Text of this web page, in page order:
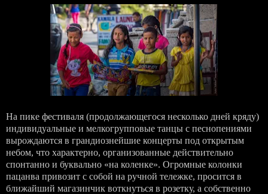
На пике фестиваля (продолжающегося несколько дней кряду)
индивидуальные и мелкогрупповые танцы с песнопениями
вырождаются в грандиознейшие концерты под открытым
небом, что характерно, организованные действительно
спонтанно и буквально «на коленке». Огромные колонки
пацанва привозит с собой на ручной тележке, просится в
ближайший магазинчик воткнуться в розетку, а собственно